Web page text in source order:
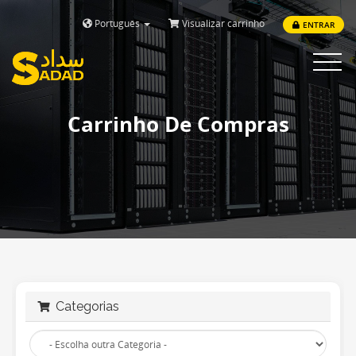
Português Visualizar carrinho ENTRAR
Toggle
Carrinho De Compras
Categorias